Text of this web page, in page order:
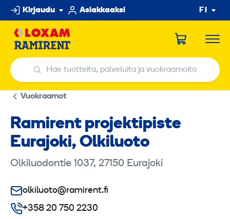
Hyppää
sisältöön
Kirjaudu Asiakkaaksi FI
Hae tuotteita, palveluita ja vuokraamoita
Hae tuotteita, palveluita ja vuokraamoita
Vuokraamot
Ramirent projektipiste
Eurajoki, Olkiluoto
Olkiluodontie 1037, 27150 Eurajoki
olkiluoto@ramirent.fi
+358 20 750 2230